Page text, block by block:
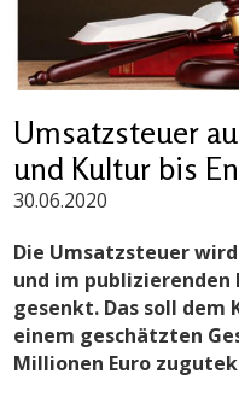
Umsatzsteuer
und Kultur bis
30.06.2020
Die Umsatzsteuer
und im publizierenden
gesenkt. Das soll dem
einem geschätzten
Millionen Euro